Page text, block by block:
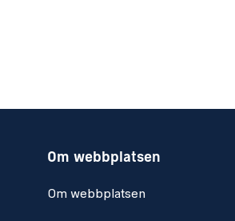
Om webbplatsen
Om webbplatsen